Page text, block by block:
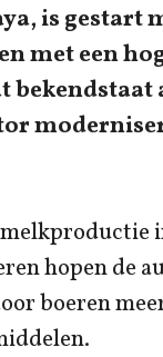
is gestart
met een
hopen de
boeren